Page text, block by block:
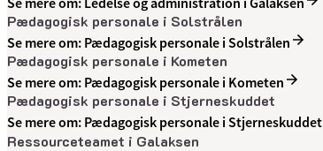
Pædagogisk personale i Solstrålen
Se mere om: Pædagogisk personale i Solstrålen
Pædagogisk personale i Kometen
Se mere om: Pædagogisk personale i Kometen
Pædagogisk personale i Stjerneskuddet
Se mere om: Pædagogisk personale i Stjerneskuddet
Ressourceteamet i Galaksen